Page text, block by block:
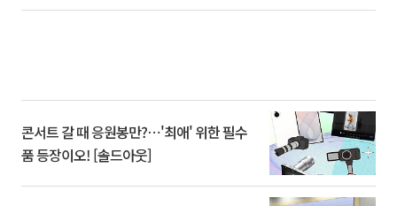
콘서트 갈 때 응원봉만?⋯'최애' 위한 필수
품 등장이오! [솔드아웃]